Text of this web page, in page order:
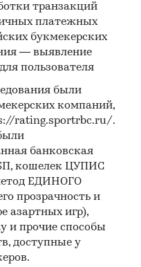
транзакций
платежных
букмекерских
— выявление
пользователя
были
компаний,
rating.sportrbc.ru/.
банковская
кошелек ЦУПИС
ЕДИНОГО
прозрачность и
азартных игр),
и прочие способы
доступные у